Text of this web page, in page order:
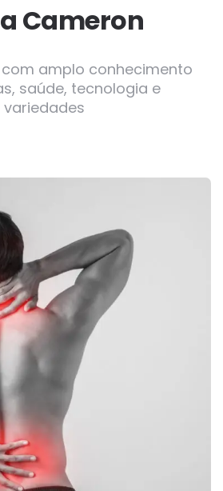
Cameron
amplo conhecimento
saúde, tecnologia e
variedades